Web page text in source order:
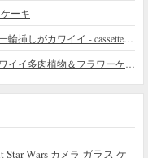
ーキ
Star Wars カメラ ガラス ケ